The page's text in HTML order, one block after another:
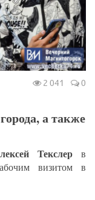
2 041 0
а также
Текслерв
визитом в